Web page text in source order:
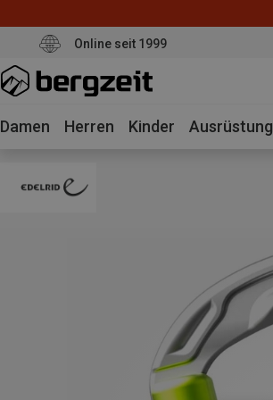
Online seit 1999
Damen Herren Kinder Ausrüstung